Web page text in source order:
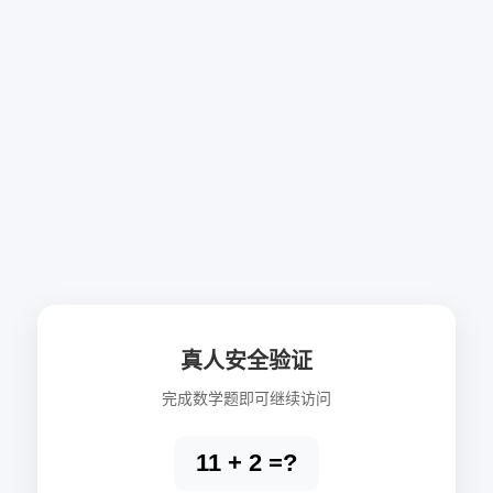
真人安全验证
完成数学题即可继续访问
11 + 2 =?